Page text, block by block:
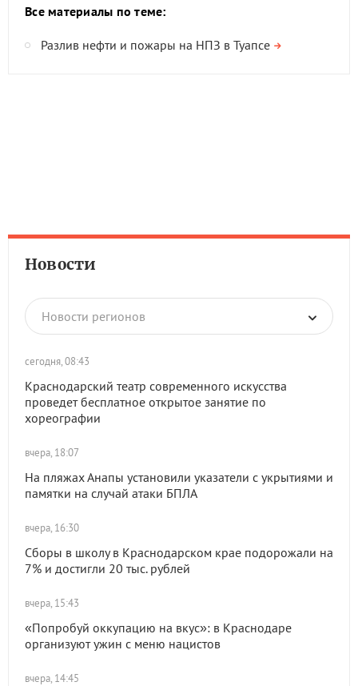
Все материалы по теме:
Разлив нефти и пожары на НПЗ в Туапсе
Новости
Новости регионов
сегодня, 08:43
Краснодарский театр современного искусства
проведет бесплатное открытое занятие по
хореографии
вчера, 18:07
На пляжах Анапы установили указатели с укрытиями и
памятки на случай атаки БПЛА
вчера, 16:30
Сборы в школу в Краснодарском крае подорожали на
7% и достигли 20 тыс. рублей
вчера, 15:43
«Попробуй оккупацию на вкус»: в Краснодаре
организуют ужин с меню нацистов
вчера, 14:45